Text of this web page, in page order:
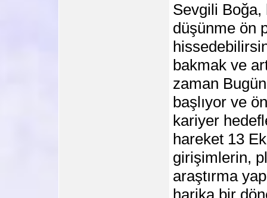
Sevgili Boğa,
düşünme ön
bakmak ve
zaman
başlıyor ve
kariyer
hareket 13
girişimlerin,
araştırma